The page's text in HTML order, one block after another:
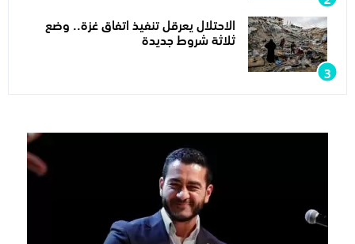
الاحتلال يعرقل تنفيذ اتفاق غزة.. وضع
ثلاثة شروط جديدة